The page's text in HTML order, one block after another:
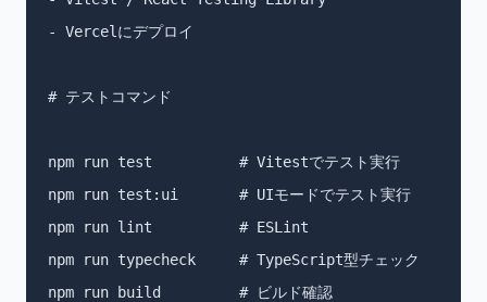
- Vercelにデプロイ
# テストコマンド
npm run test          # Vitestでテスト実行
npm run test:ui       # UIモードでテスト実行
npm run lint          # ESLint
npm run typecheck     # TypeScript型チェック
npm run build         # ビルド確認